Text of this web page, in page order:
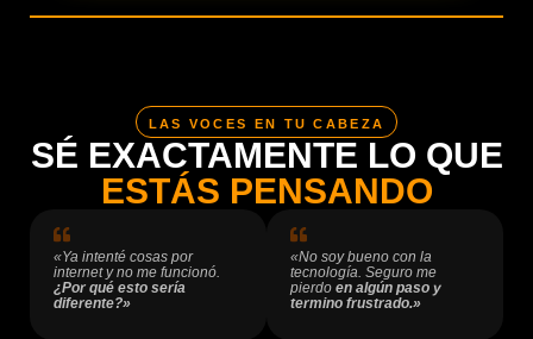
LAS VOCES EN TU CABEZA
SÉ EXACTAMENTE LO QUE
ESTÁS PENSANDO
«Ya intenté cosas por
internet y no me funcionó.
¿Por qué esto sería
diferente?»
«No soy bueno con la
tecnología. Seguro me
pierdo en algún paso y
termino frustrado.»